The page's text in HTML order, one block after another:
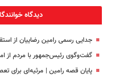
دیدگاه
جدایی رسمی رامین رضاییان از
گفت‌وگوی رئیس‌جمهور با مردم
پایان قصه رامین | مرثیه‌ای برای